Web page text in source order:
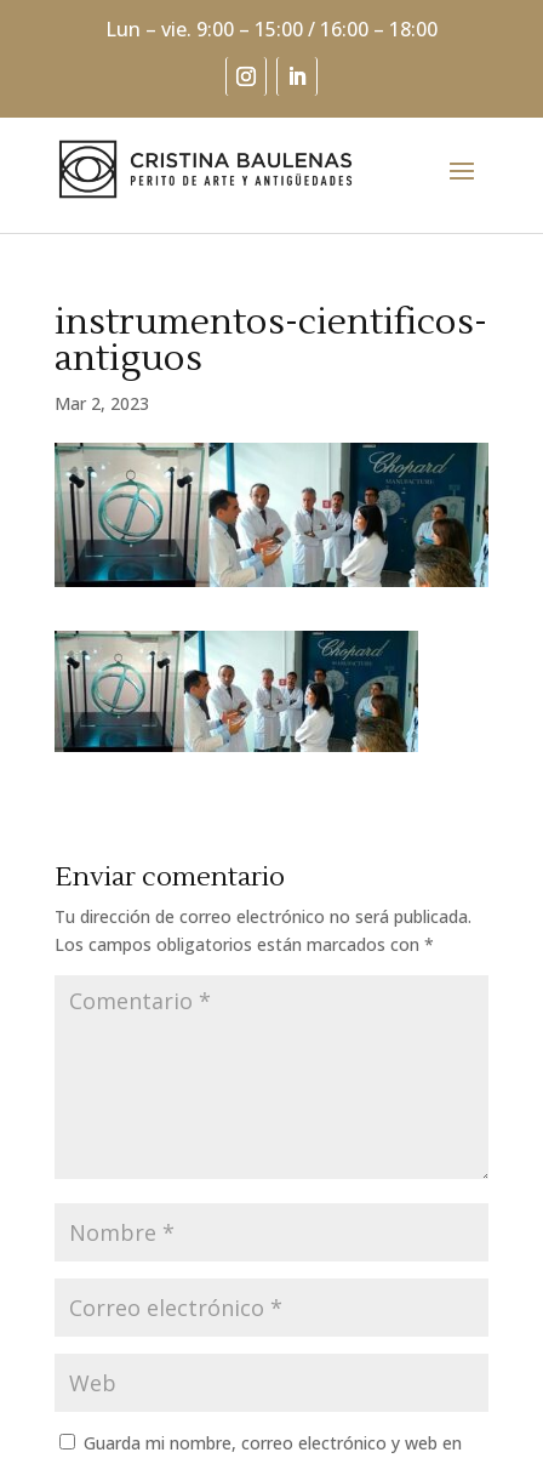
Lun – vie. 9:00 – 15:00 / 16:00 – 18:00
instrumentos-cientificos-
antiguos
Mar 2, 2023
Enviar comentario
Tu dirección de correo electrónico no será publicada.
Los campos obligatorios están marcados con *
Guarda mi nombre, correo electrónico y web en